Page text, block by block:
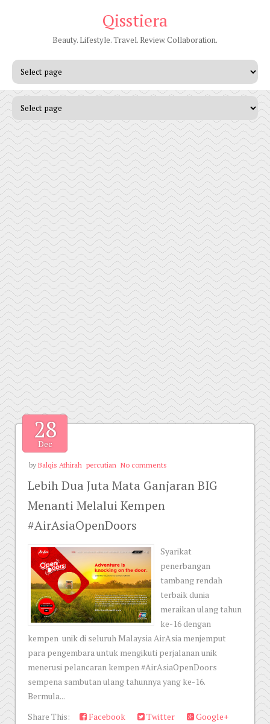
Qisstiera
Beauty. Lifestyle. Travel. Review. Collaboration.
28
Dec
by Balqis Athirah percutian No comments
Lebih Dua Juta Mata Ganjaran BIG
Menanti Melalui Kempen
#AirAsiaOpenDoors
Syarikat
penerbangan
tambang rendah
terbaik dunia
meraikan ulang tahun
ke-16 dengan
kempen unik di seluruh Malaysia AirAsia menjemput
para pengembara untuk mengikuti perjalanan unik
menerusi pelancaran kempen #AirAsiaOpenDoors
sempena sambutan ulang tahunnya yang ke-16.
Bermula...
Share This:
Facebook Twitter
Google+